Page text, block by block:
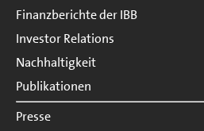
Finanzberichte der IBB
Investor Relations
Nachhaltigkeit
Publikationen
Presse